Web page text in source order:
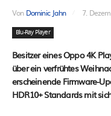
Von Dominic Jahn 7.
Blu-Ray Player
Besitzer eines Oppo 4K
über ein verfrühtes
erscheinende Firmware-
HDR10+ Standards mit